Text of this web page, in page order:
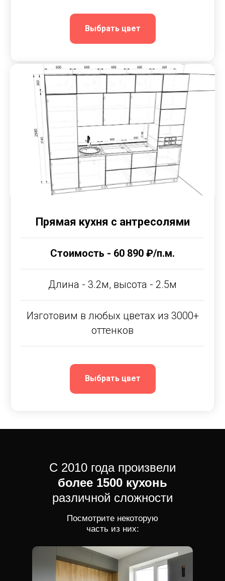
Выбрать цвет
Прямая кухня с антресолями
Стоимость - 60 890 ₽/п.м.
Длина - 3.2м, высота - 2.5м
Изготовим в любых цветах из 3000+
оттенков
Выбрать цвет
С 2010 года произвели
более 1500 кухонь
различной сложности
Посмотрите некоторую
часть из них: